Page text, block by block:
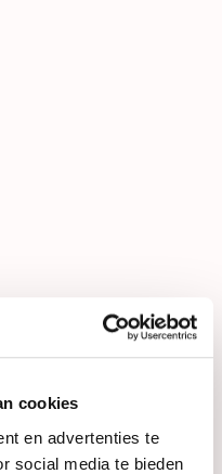
cookies
en advertenties te
social media te bieden